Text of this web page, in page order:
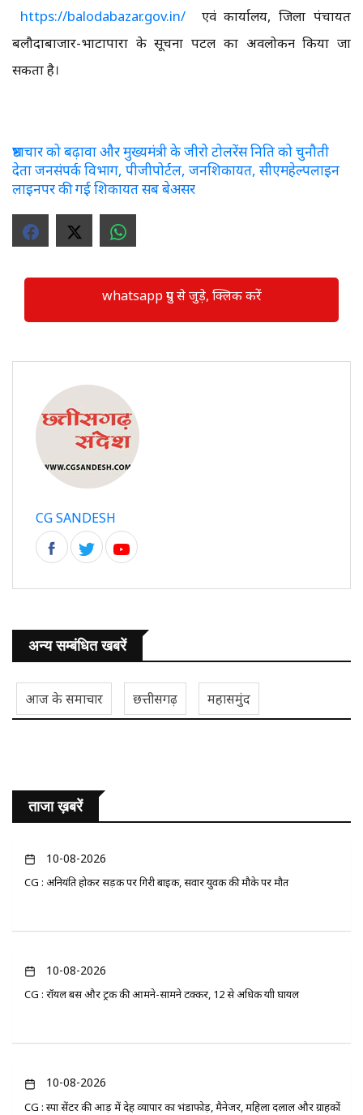
https://balodabazar.gov.in/एवं कार्यालय, जिला पंचायत
बलौदाबाजार-भाटापारा के सूचना पटल का अवलोकन किया जा
सकता है।
भ्रष्टाचार को बढ़ावा और मुख्यमंत्री के जीरो टोलरेंस निति को चुनौती
देता जनसंपर्क विभाग, पीजीपोर्टल, जनशिकायत, सीएमहेल्पलाइन
लाइनपर की गई शिकायत सब बेअसर
whatsapp ग्रुप से जुड़े, क्लिक करें
CG SANDESH
अन्य सम्बंधित खबरें
आज के समाचार छत्तीसगढ़ महासमुंद
ताजा ख़बरें
10-08-2026
CG : अनियंत्रित होकर सड़क पर गिरी बाइक, सवार युवक की मौके पर मौत
10-08-2026
CG : रॉयल बस और ट्रक की आमने-सामने टक्कर, 12 से अधिक यात्री घायल
10-08-2026
CG : स्पा सेंटर की आड़ में देह व्यापार का भंडाफोड़, मैनेजर, महिला दलाल और ग्राहकों